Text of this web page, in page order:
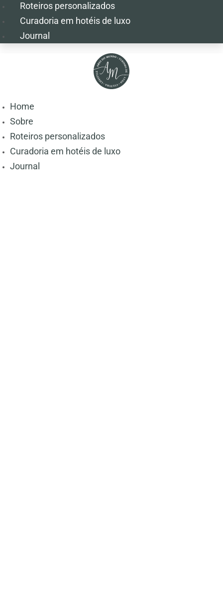
Roteiros personalizados
Curadoria em hotéis de luxo
Journal
Home
Sobre
Roteiros personalizados
Curadoria em hotéis de luxo
Journal